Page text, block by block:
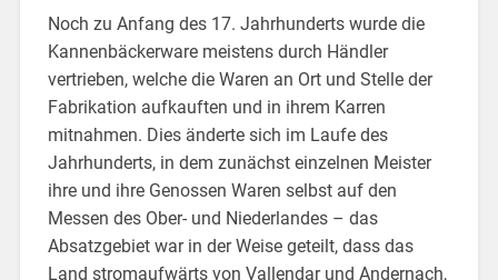
Noch zu Anfang des 17. Jahrhunderts wurde die
Kannenbäckerware meistens durch Händler
vertrieben, welche die Waren an Ort und Stelle der
Fabrikation aufkauften und in ihrem Karren
mitnahmen. Dies änderte sich im Laufe des
Jahrhunderts, in dem zunächst einzelnen Meister
ihre und ihre Genossen Waren selbst auf den
Messen des Ober- und Niederlandes – das
Absatzgebiet war in der Weise geteilt, dass das
Land stromaufwärts von Vallendar und Andernach,